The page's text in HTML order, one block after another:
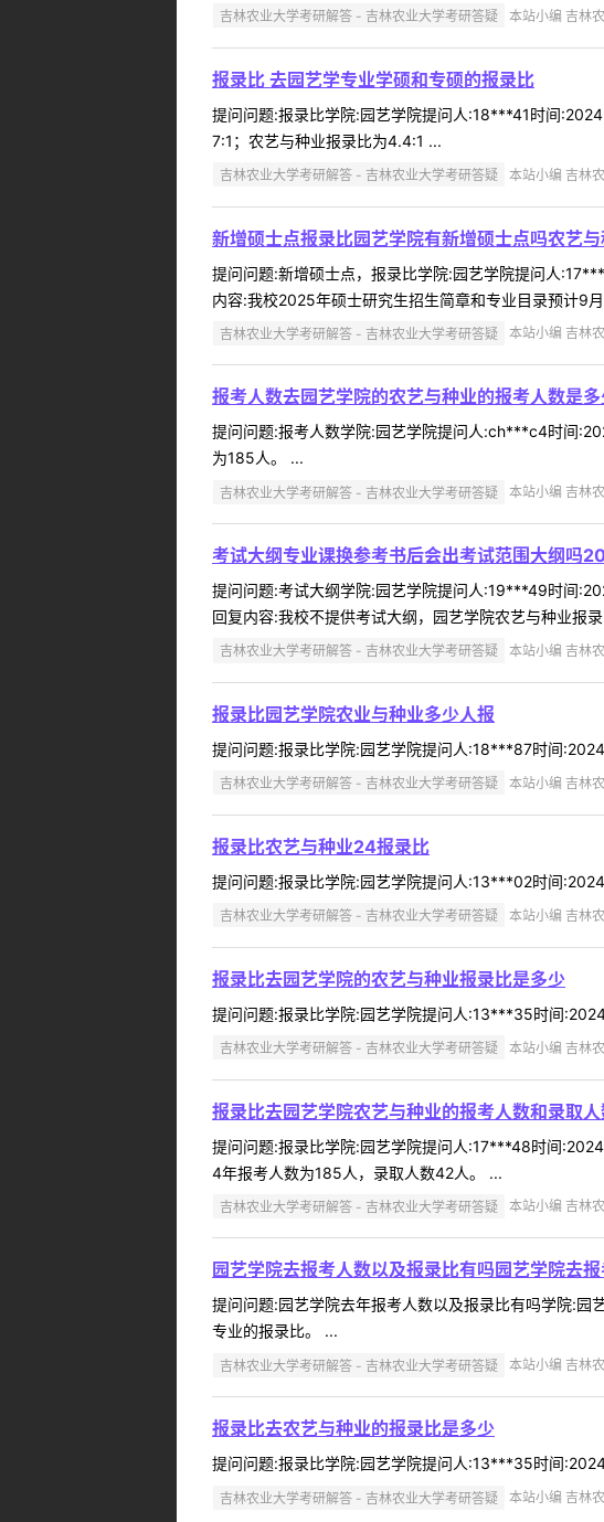
吉林农业大学考研解答 - 吉林农业大学考研答疑 本站小编 吉林
报录比 去园艺学专业学硕和专硕的报录比
提问问题:报录比学院:园艺学院提问人:18***41时间
7:1；农艺与种业报录比为4.4:1 ...
吉林农业大学考研解答 - 吉林农业大学考研答疑 本站小编 吉林
新增硕士点报录比园艺学院有新增硕士点吗农艺
提问问题:新增硕士点，报录比学院:园艺学院提问人
内容:我校2025年硕士研究生招生简章和专业目录预计9
吉林农业大学考研解答 - 吉林农业大学考研答疑 本站小编 吉林
报考人数去园艺学院的农艺与种业的报考人数是
提问问题:报考人数学院:园艺学院提问人:ch***c4时间
为185人。 ...
吉林农业大学考研解答 - 吉林农业大学考研答疑 本站小编 吉林
考试大纲专业课换参考书后会出考试范围大纲吗
提问问题:考试大纲学院:园艺学院提问人:19***49时间
回复内容:我校不提供考试大纲，园艺学院农艺与种业报
吉林农业大学考研解答 - 吉林农业大学考研答疑 本站小编 吉林
报录比园艺学院农业与种业多少人报
提问问题:报录比学院:园艺学院提问人:18***87时间
吉林农业大学考研解答 - 吉林农业大学考研答疑 本站小编 吉林
报录比农艺与种业24报录比
提问问题:报录比学院:园艺学院提问人:13***02时间
吉林农业大学考研解答 - 吉林农业大学考研答疑 本站小编 吉林
报录比去园艺学院的农艺与种业报录比是多少
提问问题:报录比学院:园艺学院提问人:13***35时间
吉林农业大学考研解答 - 吉林农业大学考研答疑 本站小编 吉林
报录比去园艺学院农艺与种业的报考人数和录取
提问问题:报录比学院:园艺学院提问人:17***48时间
4年报考人数为185人，录取人数42人。 ...
吉林农业大学考研解答 - 吉林农业大学考研答疑 本站小编 吉林
园艺学院去报考人数以及报录比有吗园艺学院去
提问问题:园艺学院去年报考人数以及报录比有吗学院:
专业的报录比。 ...
吉林农业大学考研解答 - 吉林农业大学考研答疑 本站小编 吉林
报录比去农艺与种业的报录比是多少
提问问题:报录比学院:园艺学院提问人:13***35时间
吉林农业大学考研解答 - 吉林农业大学考研答疑 本站小编 吉林